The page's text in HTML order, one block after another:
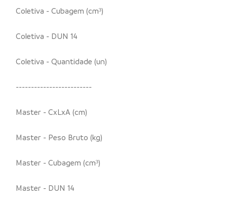
Coletiva - Cubagem (cm³)
Coletiva - DUN 14
Coletiva - Quantidade (un)
-------------------------
Master - CxLxA (cm)
Master - Peso Bruto (kg)
Master - Cubagem (cm³)
Master - DUN 14